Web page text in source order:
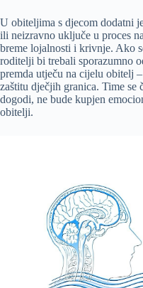
U obiteljima s djecom dodatni
ili neizravno uključe u proces
breme lojalnosti i krivnje. Ako
roditelji bi trebali sporazumno
premda utječu na cijelu obitelj
zaštitu dječjih granica. Time se
dogodi, ne bude kupjen
obitelji.